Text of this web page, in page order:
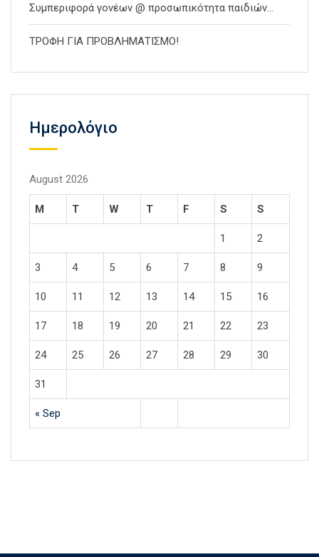
Συμπεριφορά γονέων @ προσωπικότητα παιδιών…
ΤΡΟΦΗ ΓΙΑ ΠΡΟΒΛΗΜΑΤΙΣΜΟ!
Ημερολόγιο
August 2026
M T W T F S S
« Sep
1 2
3 4 5 6 7 8 9
10 11 12 13 14 15 16
17 18 19 20 21 22 23
24 25 26 27 28 29 30
31